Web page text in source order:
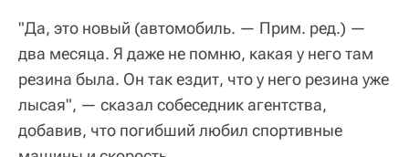
"Да, это новый (автомобиль. — Прим. ред.) —
два месяца. Я даже не помню, какая у него там
резина была. Он так ездит, что у него резина уже
лысая", — сказал собеседник агентства,
добавив, что погибший любил спортивные